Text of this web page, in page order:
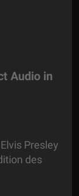
Audio in
Presley
des